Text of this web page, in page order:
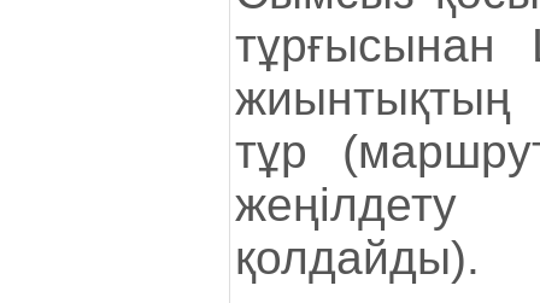
тұрғысынан
жиынтықтың
тұр
қолдайды).